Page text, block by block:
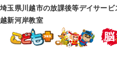
埼玉県川越市の放課後等デイサー
越新河岸教室